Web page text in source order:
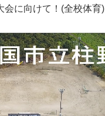
会に向けて！(全校体育)